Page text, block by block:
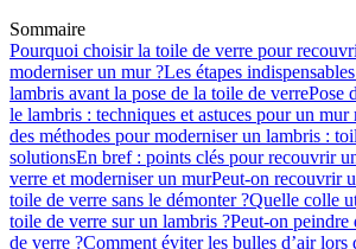
Sommaire
Pourquoi choisir la toile de verre pour
moderniser un mur ?Les étapes
lambris avant la pose de la toile de verrePose
le lambris : techniques et astuces pour un mur
des méthodes pour moderniser un lambris :
solutionsEn bref : points clés pour recouvrir
verre et moderniser un murPeut-on recouvrir
toile de verre sans le démonter ?Quelle colle
toile de verre sur un lambris ?Peut-on peindre
de verre ?Comment éviter les bulles d’air lors